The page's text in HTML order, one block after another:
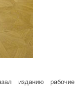
изданию рабочие